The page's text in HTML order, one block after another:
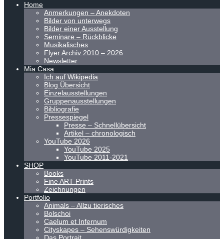
Home
Anmerkungen – Anekdoten
Bilder von unterwegs
Bilder einer Ausstellung
Seminare – Rückblicke
Musikalisches
Flyer Archiv 2010 – 2026
Newsletter
Mia Casa
Ich auf Wikipedia
Blog Übersicht
Einzelausstellungen
Gruppenausstellungen
Bibliografie
Pressespiegel
Presse – Schnellübersicht
Artikel – chronologisch
YouTube 2026
YouTube 2025
YouTube 2011-2021
SHOP
Books
Fine ART Prints
Zeichnungen
Portfolio
Animals – Allzu tierisches
Bolschoi
Caelum et Infernum
Cityskapes – Sehenswürdigkeiten